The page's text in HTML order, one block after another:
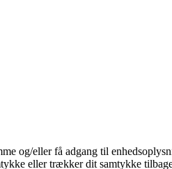
og/eller få adgang til
eller trækker dit samtykke